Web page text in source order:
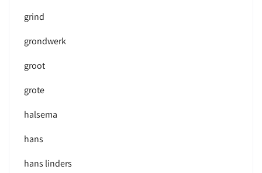
grind
grondwerk
groot
grote
halsema
hans
hans linders